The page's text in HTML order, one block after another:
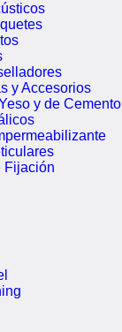
y Accesorios
y de Cemento
Fijación